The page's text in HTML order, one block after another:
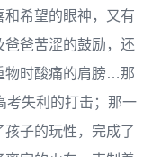
希望的眼神，又有
爸苦涩的鼓励，还
物时酸痛的肩膀…那
考失利的打击；那一
子的玩性，完成了